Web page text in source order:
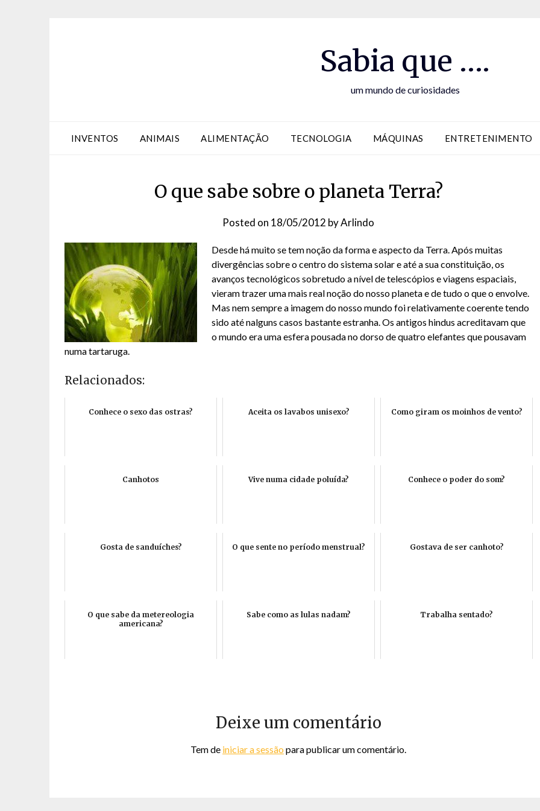
Sabia que ….
um mundo de curiosidades
INVENTOS ANIMAIS ALIMENTAÇÃO TECNOLOGIA MÁQUINAS ENTRETENIMENTO
O que sabe sobre o planeta Terra?
Posted on 18/05/2012 byArlindo
Desde há muito se tem noção da forma e aspecto da Terra. Após muitas
divergências sobre o centro do sistema solar e até a sua constituição, os
avanços tecnológicos sobretudo a nível de telescópios e viagens espaciais,
vieram trazer uma mais real noção do nosso planeta e de tudo o que o envolve.
Mas nem sempre a imagem do nosso mundo foi relativamente coerente tendo
sido até nalguns casos bastante estranha. Os antigos hindus acreditavam que
o mundo era uma esfera pousada no dorso de quatro elefantes que pousavam
numa tartaruga.
Relacionados:
Conhece o sexo das ostras? Aceita os lavabos unisexo? Como giram os moinhos de vento?
Canhotos Vive numa cidade poluída? Conhece o poder do som?
Gosta de sanduíches? O que sente no período menstrual? Gostava de ser canhoto?
O que sabe da metereologia
americana?
Sabe como as lulas nadam? Trabalha sentado?
Deixe um comentário
Tem de iniciar a sessão para publicar um comentário.